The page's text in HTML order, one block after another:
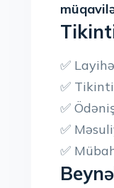
✅
✅
✅
✅
✅